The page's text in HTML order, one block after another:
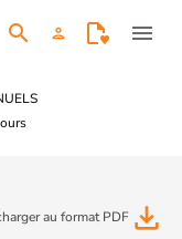
search person menu
au format PDF file_download